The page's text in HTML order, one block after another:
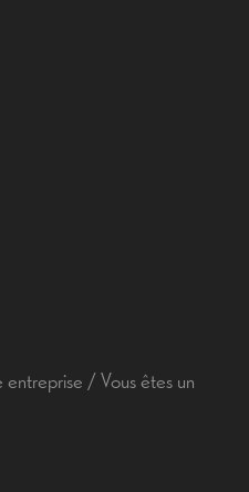
/ Vous êtes un